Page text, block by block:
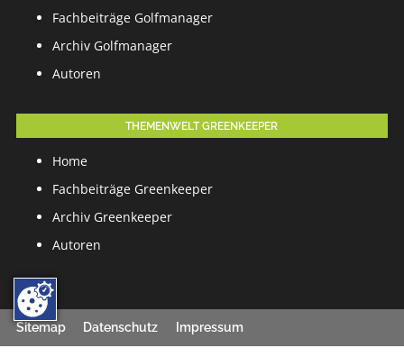
Fachbeiträge Golfmanager
Archiv Golfmanager
Autoren
THEMENWELT GREENKEEPER
Home
Fachbeiträge Greenkeeper
Archiv Greenkeeper
Autoren
Sitemap Datenschutz Impressum